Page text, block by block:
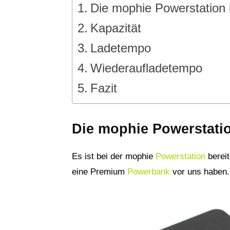
Die mophie Powerstation
Kapazität
Ladetempo
Wiederaufladetempo
Fazit
Die mophie
Es ist bei der mophie Powerstation
eine Premium Powerbank vor uns haben.